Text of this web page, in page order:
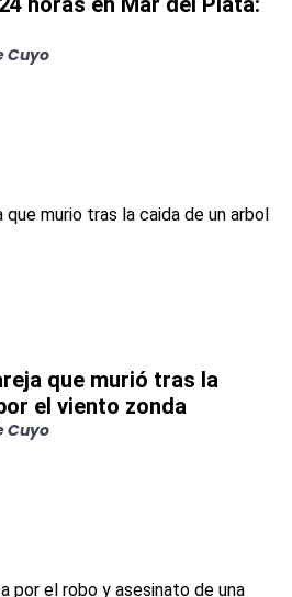
Cuyo
que murió tras la
el viento zonda
Cuyo